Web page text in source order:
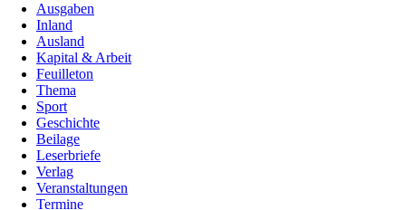
Ausgaben
Inland
Ausland
Kapital & Arbeit
Feuilleton
Thema
Sport
Geschichte
Beilage
Leserbriefe
Verlag
Veranstaltungen
Termine